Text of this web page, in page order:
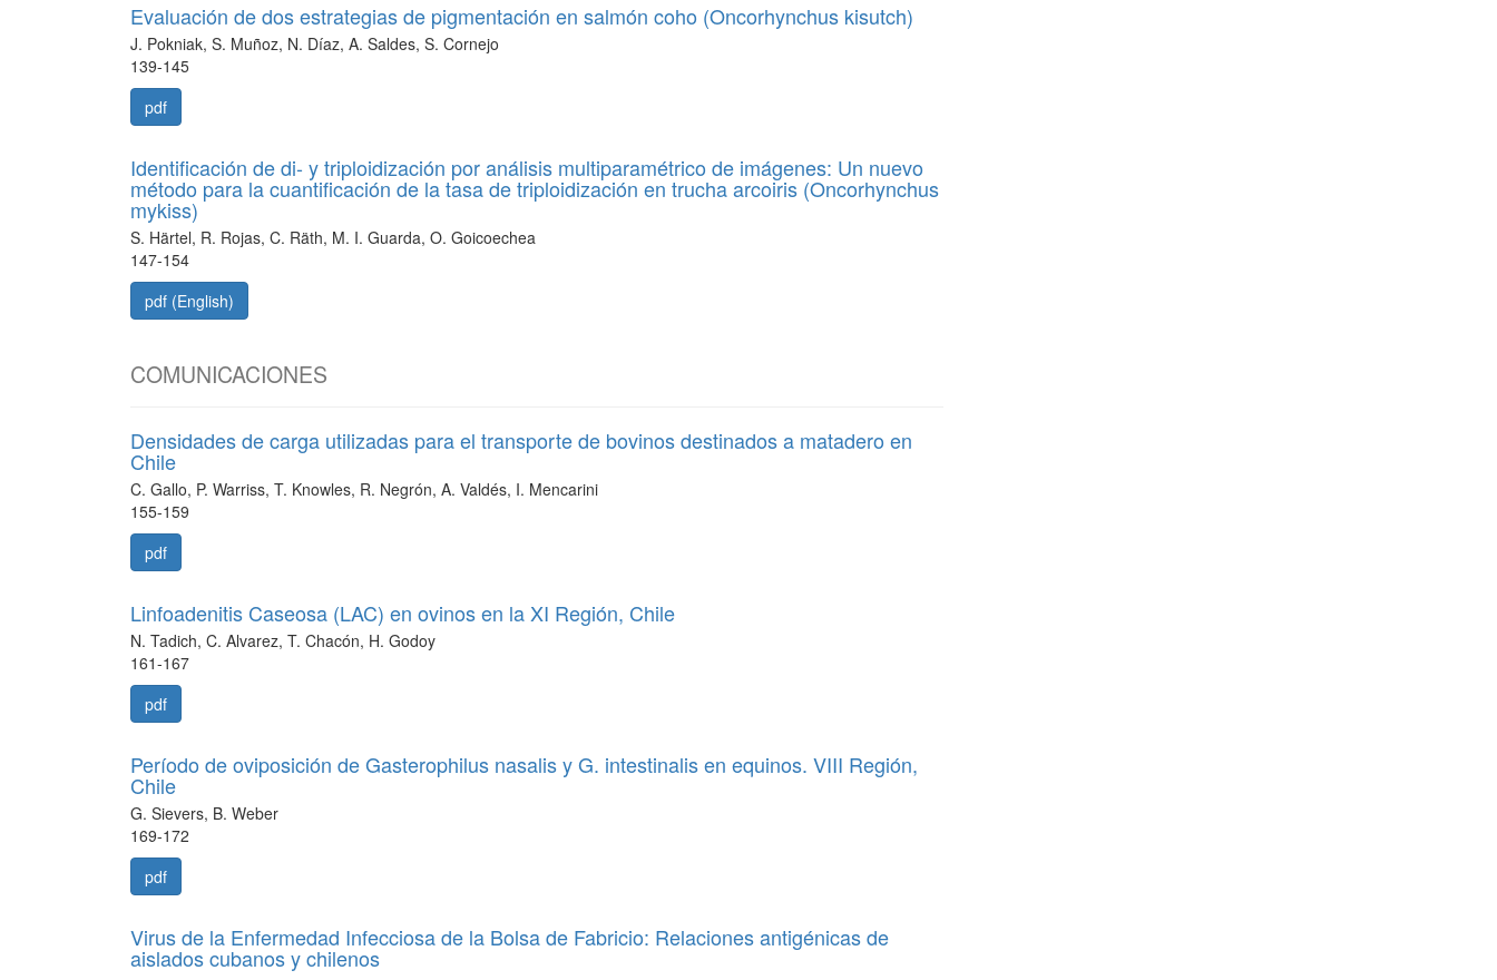
Evaluación de dos estrategias de pigmentación en salmón coho (Oncorhynchus kisutch)
J. Pokniak, S. Muñoz, N. Díaz, A. Saldes, S. Cornejo
139-145
pdf
Identificación de di- y triploidización por análisis multiparamétrico de imágenes: Un nuevo
método para la cuantificación de la tasa de triploidización en trucha arcoiris (Oncorhynchus
mykiss)
S. Härtel, R. Rojas, C. Räth, M. I. Guarda, O. Goicoechea
147-154
pdf (English)
COMUNICACIONES
Densidades de carga utilizadas para el transporte de bovinos destinados a matadero en
Chile
C. Gallo, P. Warriss, T. Knowles, R. Negrón, A. Valdés, I. Mencarini
155-159
pdf
Linfoadenitis Caseosa (LAC) en ovinos en la XI Región, Chile
N. Tadich, C. Alvarez, T. Chacón, H. Godoy
161-167
pdf
Período de oviposición de Gasterophilus nasalis y G. intestinalis en equinos. VIII Región,
Chile
G. Sievers, B. Weber
169-172
pdf
Virus de la Enfermedad Infecciosa de la Bolsa de Fabricio: Relaciones antigénicas de
aislados cubanos y chilenos